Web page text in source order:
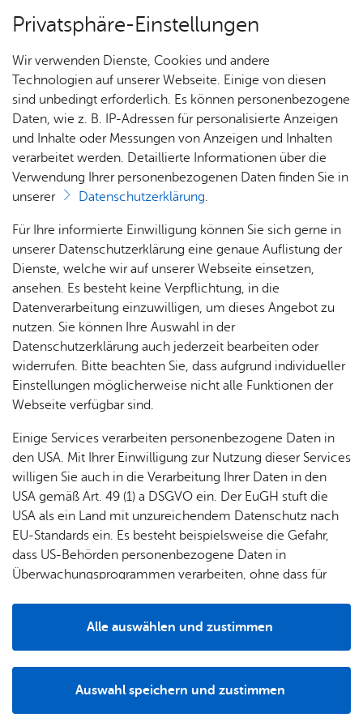
Nach­rich­ten
Nach­rich­ten
Don­ners­tag, 23. Ja­nu­ar 2025
Ka­te­go­rie:Feu­er­wehr
Feuerwehr rückte 2024 zu
1.282 Einsätzen aus
Die Feuerwehr Friedrichshafen mit den
Abteilungen Friedrichshafen, Ailingen, Ettenkirch,
Kluftern, Raderach, Fischbach und der Abteilung
der hauptamtlichen Kräfte wurde 2024 zu 1.282
Einsätzen gerufen.
Zu 1.282 Ein­sät­zen rück­te die Feu­er­wehr im Jahr 2024 aus. Hier beim Brand
Damit liegt nach 2023 mit insgesamt 1.298 Einsätzen auch
2024 wieder ein ereignisreiches Jahr hinter den
Privatsphäre-Einstellungen
Wir verwenden Dienste, Cookies und andere
Technologien auf unserer Webseite. Einige von diesen
sind unbedingt erforderlich. Es können personenbezogene
Daten, wie z. B. IP-Adressen für personalisierte Anzeigen
und Inhalte oder Messungen von Anzeigen und Inhalten
verarbeitet werden. Detaillierte Informationen über die
Verwendung Ihrer personenbezogenen Daten finden Sie in
unserer
Datenschutzerklärung.
Für Ihre informierte Einwilligung können Sie sich gerne in
unserer Datenschutzerklärung eine genaue Auflistung der
Dienste, welche wir auf unserer Webseite einsetzen,
ansehen. Es besteht keine Verpflichtung, in die
Datenverarbeitung einzuwilligen, um dieses Angebot zu
nutzen. Sie können Ihre Auswahl in der
Datenschutzerklärung auch jederzeit bearbeiten oder
widerrufen. Bitte beachten Sie, dass aufgrund individueller
Einstellungen möglicherweise nicht alle Funktionen der
Webseite verfügbar sind.
Einige Services verarbeiten personenbezogene Daten in
den USA. Mit Ihrer Einwilligung zur Nutzung dieser Services
willigen Sie auch in die Verarbeitung Ihrer Daten in den
USA gemäß Art. 49 (1) a DSGVO ein. Der EuGH stuft die
USA als ein Land mit unzureichendem Datenschutz nach
EU-Standards ein. Es besteht beispielsweise die Gefahr,
dass US-Behörden personenbezogene Daten in
Überwachungsprogrammen verarbeiten, ohne dass für
Auswahl speichern und zustimmen
Alle auswählen und zustimmen